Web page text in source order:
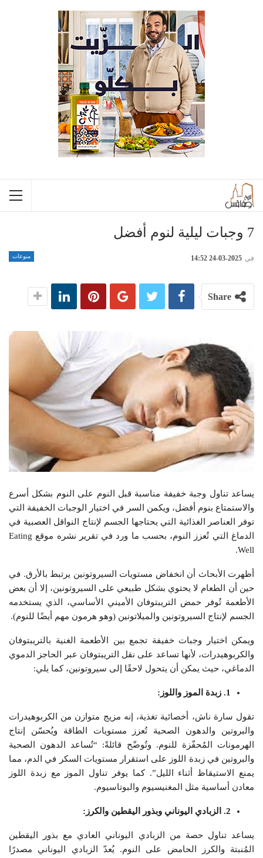
7 وجبات ليلية لنوم أفضل
منوعات في 2025-03-24 14:52
Share
يساعد تناول وجبة خفيفة مناسبة قبل النوم على النوم بشكل أسرع
والاستمتاع بنوم أفضل، ويكمن السر في اختيار الوجبات الخفيفة التي
توفر العناصر الغذائية التي يحتاجها الجسم لإنتاج النواقل العصبية في
الدماغ التي تُعزز النوم، بحسب ما ورد في تقرير نشره موقع Eating
Well.
أظهرت الأبحاث أن انخفاض مستويات السيروتونين يرتبط بالأرق. في
حين أن الطعام لا يحتوي بشكل طبيعي على السيروتونين، إلا أن بعض
الأطعمة تُوفر حمض التريبتوفان الأميني الأساسي، الذي يستخدمه
الجسم لإنتاج السيروتونين والميلاتونين (وهو هرمون مهم أيضًا للنوم).
ويمكن اختيار وجبات خفيفة تجمع بين الأطعمة الغنية بالتريبتوفان
والكربوهيدرات، لأنها تساعد على نقل التريبتوفان عبر الحاجز الدموي
الدماغي، حيث يمكن أن يتحول لاحقًا إلى سيروتونين، كما يلي:
1. زبدة الموز واللوز:
تقول سارة ناش، أخصائية تغذية، إنه مزيج متوازن من الكربوهيدرات
والبروتين والدهون الصحية تُعزز مستويات الطاقة ويُحسّن إنتاج
الهرمونات المُحفّزة للنوم. وتُوضّح قائلةً: “تُساعد الدهون الصحية
والبروتين في زبدة اللوز على استقرار مستويات السكر في الدم، مما
يمنع الاستيقاظ أثناء الليل”. كما يوفر تناول الموز مع زبدة اللوز
معادن أساسية مثل المغنيسيوم والبوتاسيوم.
2. الزبادي اليوناني وبذور اليقطين والكرز:
يساعد تناول حصة من الزبادي اليوناني العادي مع بذور اليقطين
المُنبتة والكرز الحامض على النوم. يُعدّ الزبادي اليوناني مصدرًا